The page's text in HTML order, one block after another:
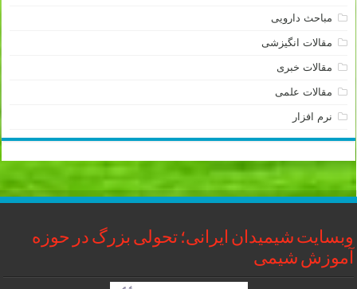
مباحث دارویی
مقالات انگیزشی
مقالات خبری
مقالات علمی
نرم افزار
وبسایت شیمیدان ایرانی؛ تحولی بزرگ در حوزه
آموزش شیمی